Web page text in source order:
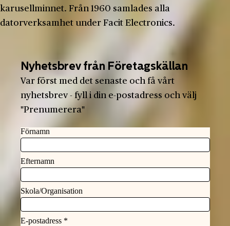
karusellminnet. Från 1960 samlades alla
datorverksamhet under Facit Electronics.
Nyhetsbrev från Företagskällan
Var först med det senaste och få vårt
nyhetsbrev - fyll i din e-postadress och välj
"Prenumerera"